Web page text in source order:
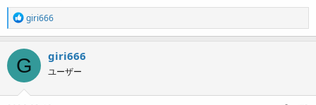
R
e
a
c
t
i
o
n
giri666
G giri666
ユーザー